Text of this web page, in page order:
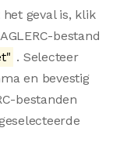
geval is, klik
bestand
. Selecteer
en bevestig
bestanden